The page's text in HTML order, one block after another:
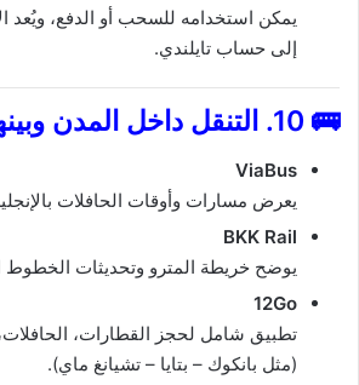
يمكن استخدامه للسحب أو الدفع، ويُعد
إلى حساب تايلندي.
🚌 10. التنقل داخل المدن وبينها
ViaBus
يعرض مسارات وأوقات الحافلات
BKK Rail
يوضح خريطة المترو وتحديثات الخطوط
12Go
تطبيق شامل لحجز القطارات،
(مثل بانكوك – بتايا – تشيانغ ماي).